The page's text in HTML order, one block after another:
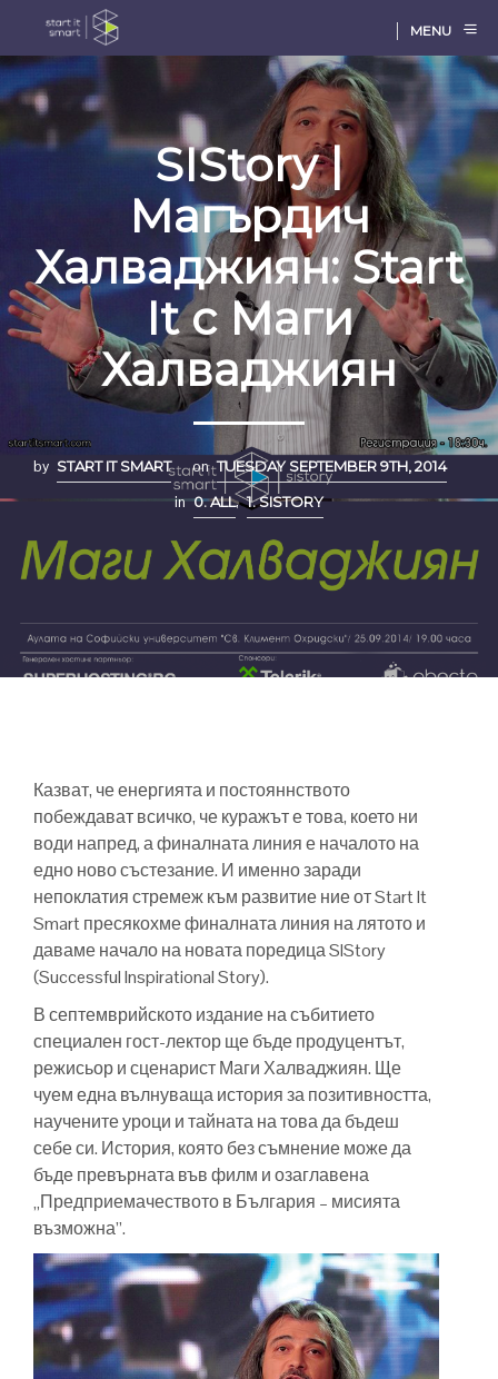
MENU
SIStory |
Магърдич
Халваджиян: Start
It с Маги
Халваджиян
by START IT SMART on TUESDAY SEPTEMBER 9TH, 2014
in 0. ALL, 1. SISTORY
Казват, че енергията и постояннството
побеждават всичко, че куражът е това, което ни
води напред, а финалната линия е началото на
едно ново състезание. И именно заради
непоклатия стремеж към развитие ние от Start It
Smart пресякохме финалната линия на лятото и
даваме начало на новата поредица SIStory
(Successful Inspirational Story).
В септемврийското издание на събитието
специален гост-лектор ще бъде продуцентът,
режисьор и сценарист Маги Халваджиян. Ще
чуем една вълнуваща история за позитивността,
научените уроци и тайната на това да бъдеш
себе си. История, която без съмнение може да
бъде превърната във филм и озаглавена
„Предприемачеството в България – мисията
възможна”.